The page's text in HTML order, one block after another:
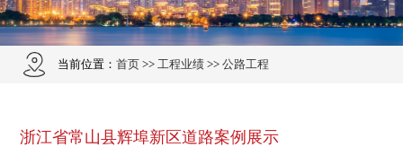
当前位置：首页 >>工程业绩 >>公路工程
浙江省常山县辉埠新区道路案例展示